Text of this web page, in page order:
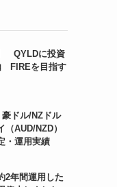
QYLDに投資
FIREを目指す
豪ドル/NZドル
AUD/NZD）
・運用実績
2年間運用した